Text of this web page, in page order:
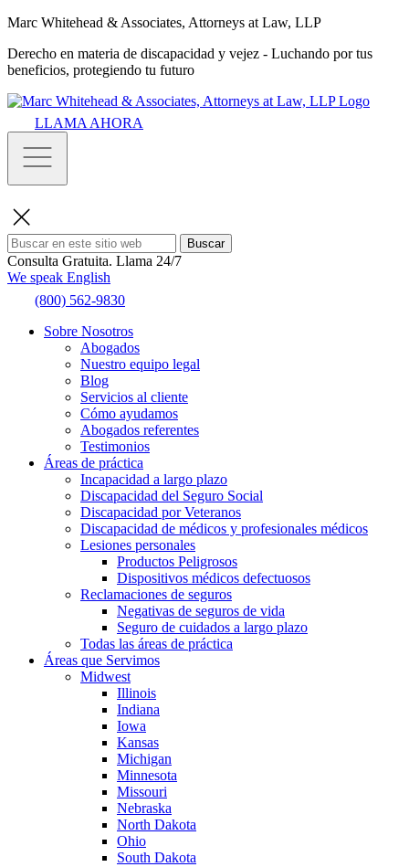
Marc Whitehead & Associates, Attorneys at Law, LLP
Derecho en materia de discapacidad y vejez - Luchando por tus
beneficios, protegiendo tu futuro
LLAMA AHORA
Buscar
Consulta Gratuita. Llama 24/7
We speak English
(800) 562-9830
Sobre Nosotros
Abogados
Nuestro equipo legal
Blog
Servicios al cliente
Cómo ayudamos
Abogados referentes
Testimonios
Áreas de práctica
Incapacidad a largo plazo
Discapacidad del Seguro Social
Discapacidad por Veteranos
Discapacidad de médicos y profesionales médicos
Lesiones personales
Productos Peligrosos
Dispositivos médicos defectuosos
Reclamaciones de seguros
Negativas de seguros de vida
Seguro de cuidados a largo plazo
Todas las áreas de práctica
Áreas que Servimos
Midwest
Illinois
Indiana
Iowa
Kansas
Michigan
Minnesota
Missouri
Nebraska
North Dakota
Ohio
South Dakota